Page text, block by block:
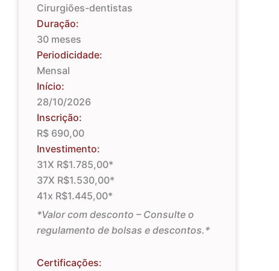
Cirurgiões-dentistas
Duração:
30 meses
Periodicidade:
Mensal
Início:
28/10/2026
Inscrição:
R$ 690,00
Investimento:
31X R$1.785,00*
37X R$1.530,00*
41x R$1.445,00*
*Valor com desconto – Consulte o
regulamento de bolsas e descontos.*
Certificações: